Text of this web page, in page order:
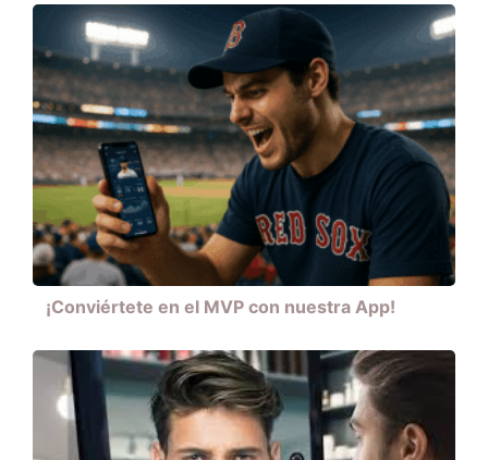
¡Conviértete en el MVP con nuestra App!